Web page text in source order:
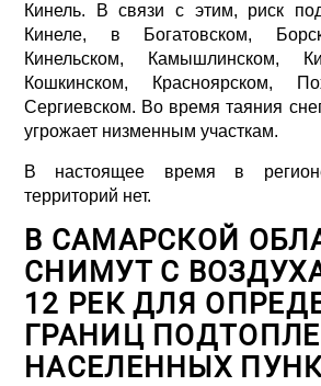
Кинель. В связи с этим, риск
Кинеле, в Богатовском,
Кинельском, Камышлинском,
Кошкинском, Красноярском,
Сергиевском. Во время таяния
угрожает низменным участкам.
В настоящее время в
территорий нет.
В САМАРСКОЙ
СНИМУТ С
12 РЕК ДЛЯ
ГРАНИЦ
НАСЕЛЕННЫХ